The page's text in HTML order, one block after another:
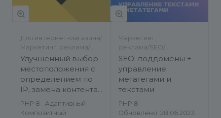
Для интернет-магазина/
Маркетинг, реклама/
Корзина, покупка/
Региональность
Улучшенный выбор
местоположения с
определением по
IP, замена контента
в зависимости от
города
PHP 8
Адаптивный
Композитный
Маркетинг,
реклама/SEO/
Региональность
SEO: поддомены +
управление
метатегами и
текстами
PHP 8
Обновлено: 28.06.2023